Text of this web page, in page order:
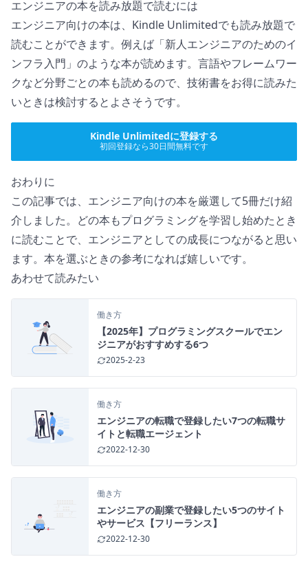
エンジニアの本を読み放題で読むには
エンジニア向けの本は、 Kindle Unlimitedでも読み放題で
読むことができます。例えば「新人エンジニアのためのイ
ンフラ入門 」のような本が読めます。言語やフレームワー
クなど分野ごとの本も読めるので、技術書をお得に読みた
いときは検討するとよさそうです。
Kindle Unlimitedに登録する
初回登録なら30日間無料です
おわりに
この記事では、エンジニア向けの本を厳選して5冊だけ紹
介しました。どの本もプログラミングを学習し始めたとき
に読むことで、エンジニアとしての成長につながると思い
ます。本を選ぶときの参考になれば嬉しいです。
あわせて読みたい
働き方
【2025年】プログラミングスクールでエン
ジニアがおすすめする6つ
2025-2-23
働き方
エンジニアの転職で登録したい7つの転職サ
イトと転職エージェント
2022-12-30
働き方
エンジニアの副業で登録したい5つのサイト
やサービス【フリーランス】
2022-12-30